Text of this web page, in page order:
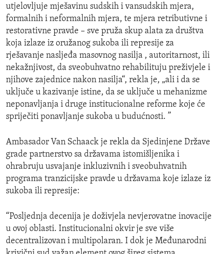
utjelovljuje mješavinu sudskih i vansudskih mjera,
formalnih i neformalnih mjera, te mjera retributivne i
restorativne pravde – sve pruža skup alata za društva
koja izlaze iz oružanog sukoba ili represije za
rješavanje nasljeđa masovnog nasilja , autoritarnost, ili
nekažnjivost, da sveobuhvatno rehabilituju preživjele i
njihove zajednice nakon nasilja“, rekla je, „ali i da se
uključe u kazivanje istine, da se uključe u mehanizme
neponavljanja i druge institucionalne reforme koje će
spriječiti ponavljanje sukoba u budućnosti. ”
Ambasador Van Schaack je rekla da Sjedinjene Države
grade partnerstvo sa državama istomišljenika i
ohrabruju usvajanje inkluzivnih i sveobuhvatnih
programa tranzicijske pravde u državama koje izlaze iz
sukoba ili represije:
“Posljednja decenija je doživjela nevjerovatne inovacije
u ovoj oblasti. Institucionalni okvir je sve više
decentralizovan i multipolaran. I dok je Međunarodni